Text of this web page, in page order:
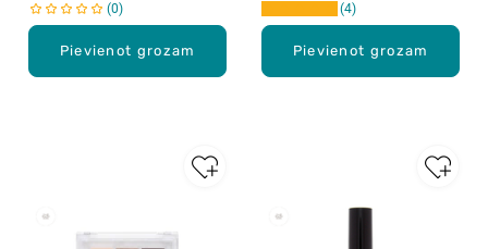
Pievienot grozam
0
Pievienot grozam
4